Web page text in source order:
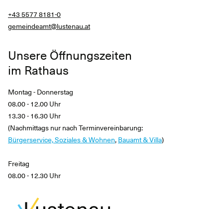
+43 5577 8181-0
gemeindeamt@lustenau.at
Unsere Öffnungszeiten
im Rathaus
Montag - Donnerstag
08.00 - 12.00 Uhr
13.30 - 16.30 Uhr
(Nachmittags nur nach Terminvereinbarung:
Bürgerservice, Soziales & Wohnen, Bauamt & Villa)
Freitag
08.00 - 12.30 Uhr